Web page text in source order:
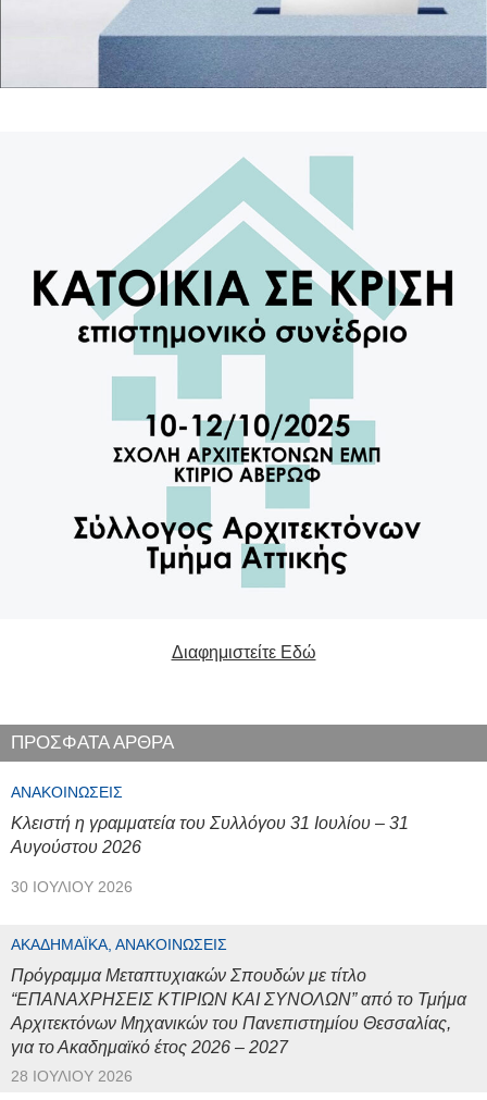
Διαφημιστείτε Εδώ
ΠΡΟΣΦΑΤΑ ΑΡΘΡΑ
ΑΝΑΚΟΙΝΏΣΕΙΣ
Κλειστή η γραμματεία του Συλλόγου 31 Ιουλίου – 31
Αυγούστου 2026
30 ΙΟΥΛΊΟΥ 2026
ΑΚΑΔΗΜΑΪΚΆ, ΑΝΑΚΟΙΝΏΣΕΙΣ
Πρόγραμμα Μεταπτυχιακών Σπουδών με τίτλο
“ΕΠΑΝΑΧΡΗΣΕΙΣ ΚΤΙΡΙΩΝ ΚΑΙ ΣΥΝΟΛΩΝ” από το Τμήμα
Αρχιτεκτόνων Μηχανικών του Πανεπιστημίου Θεσσαλίας,
για το Ακαδημαϊκό έτος 2026 – 2027
28 ΙΟΥΛΊΟΥ 2026